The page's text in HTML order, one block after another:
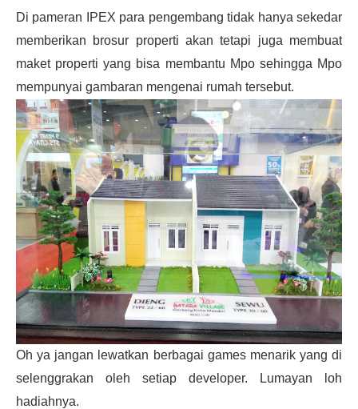
Di pameran IPEX para pengembang tidak hanya sekedar
memberikan brosur properti akan tetapi juga membuat
maket properti yang bisa membantu Mpo sehingga Mpo
mempunyai gambaran mengenai rumah tersebut.
Oh ya jangan lewatkan berbagai games menarik yang di
selenggrakan oleh setiap developer. Lumayan loh
hadiahnya.